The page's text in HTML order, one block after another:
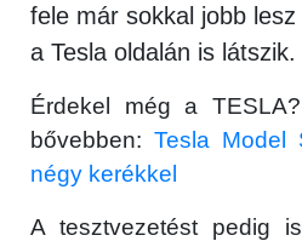
fele már sokkal jobb
a Tesla oldalán is
Érdekel még a
bővebben: Tesla Model
négy kerékkel
A tesztvezetést pedig